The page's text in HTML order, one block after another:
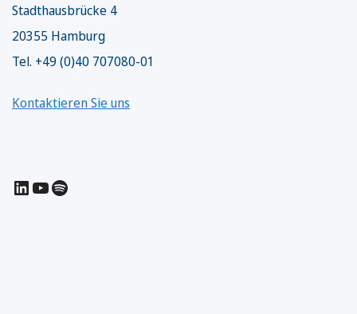
Stadthausbrücke 4
20355 Hamburg
Tel. +49 (0)40 707080-01
Kontaktieren Sie uns
LinkedIn
YouTube
Spotify